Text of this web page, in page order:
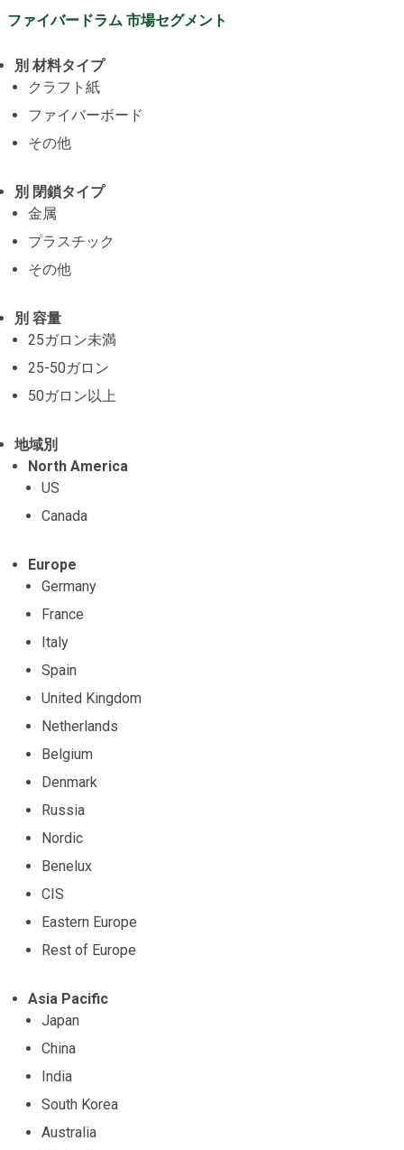
ファイバードラム 市場セグメント
別 材料タイプ
クラフト紙
ファイバーボード
その他
別 閉鎖タイプ
金属
プラスチック
その他
別 容量
25ガロン未満
25-50ガロン
50ガロン以上
地域別
North America
US
Canada
Europe
Germany
France
Italy
Spain
United Kingdom
Netherlands
Belgium
Denmark
Russia
Nordic
Benelux
CIS
Eastern Europe
Rest of Europe
Asia Pacific
Japan
China
India
South Korea
Australia